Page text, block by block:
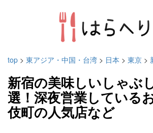
top > 東アジア・中国・台湾 > 日本 > 東京 >
新宿の美味しいしゃぶ
選！深夜営業している
伎町の人気店など